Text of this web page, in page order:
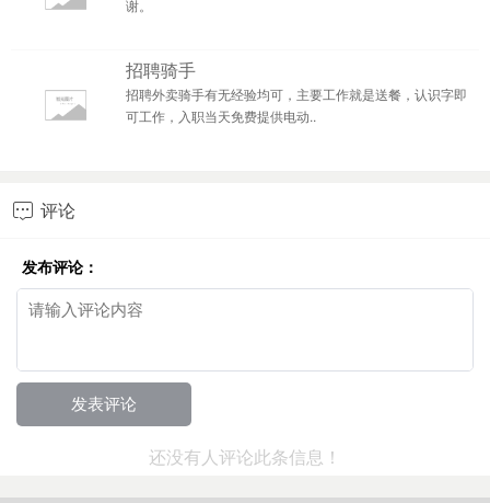
谢。
招聘骑手
招聘外卖骑手有无经验均可，主要工作就是送餐，认识字即
可工作，入职当天免费提供电动..
 评论
发布评论：
还没有人评论此条信息！